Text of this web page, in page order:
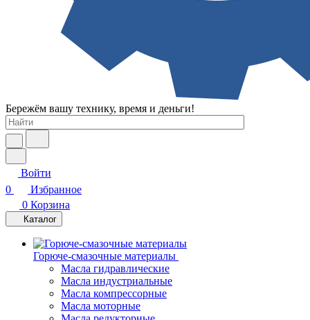
Бережём вашу технику, время и деньги!
Войти
0
Избранное
0 Корзина
Каталог
Горюче-смазочные материалы
Масла гидравлические
Масла индустриальные
Масла компрессорные
Масла моторные